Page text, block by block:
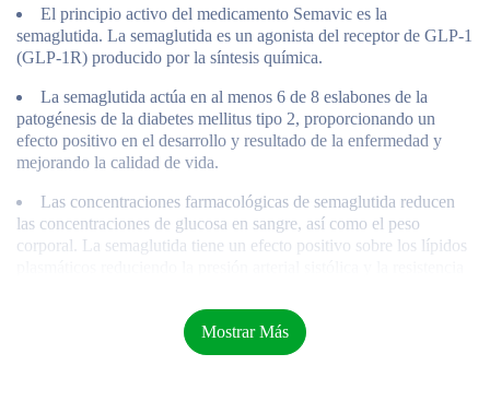
El principio activo del medicamento Semavic es la
semaglutida. La semaglutida es un agonista del receptor de GLP-1
(GLP-1R) producido por la síntesis química.
La semaglutida actúa en al menos 6 de 8 eslabones de la
patogénesis de la diabetes mellitus tipo 2, proporcionando un
efecto positivo en el desarrollo y resultado de la enfermedad y
mejorando la calidad de vida.
Las concentraciones farmacológicas de semaglutida reducen
las concentraciones de glucosa en sangre, así como el peso
corporal. La semaglutida tiene un efecto positivo sobre los lípidos
La semaglutida reduce el peso corporal total y la masa de
tejido adiposo, disminuyendo el consumo de energía. Este
Mostrar Más